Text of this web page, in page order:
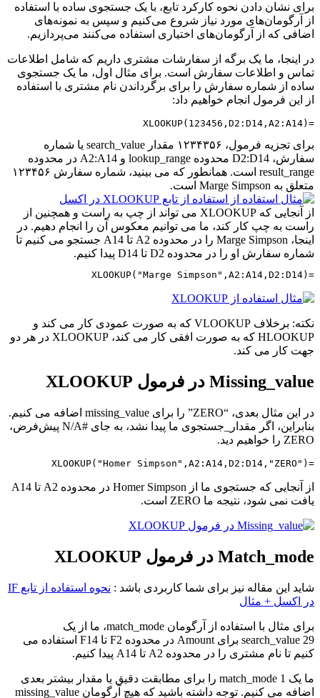
برای نشان دادن نحوه کارکرد تابع، با یک جستجوی ساده با استفاده
از آرگومان‌های مورد نیاز شروع می‌کنیم و سپس به نمونه‌های
اضافی که از آرگومان‌های اختیاری استفاده می‌کنند می‌پردازیم.
در اینجا، ما یک برگه از سفارشات مشتری داریم که شامل اطلاعات
تماس و اطلاعات سفارش است. برای مثال اول، ما یک جستجوی
ساده از شماره سفارش را برای برگرداندن نام مشتری با استفاده
از این فرمول انجام خواهیم داد:
=XLOOKUP(123456,D2:D14,A2:A14)
برای تجزیه فرمول، ۱۲۳۴۳۵۶ مقدار search_value یا شماره
سفارش، D2:D14 محدوده lookup_range و A2:A14 در محدوده
result_range است. همانطور که می بینید، شماره سفارش ۱۲۳۴۵۶
متعلق به Marge Simpson است.
از آنجایی که XLOOKUP می تواند از چپ به راست و همچنین از
راست به چپ کار کند، ما می توانیم معکوس آن را انجام دهیم. در
اینجا، Marge Simpson را در محدوده A2 تا A14 جستجو می کنیم تا
شماره سفارش او را در محدوده D2 تا D14 پیدا کنیم.
=XLOOKUP("Marge Simpson",A2:A14,D2:D14)
نکته: برخلاف VLOOKUP که به صورت عمودی کار می کند و
HLOOKUP که به صورت افقی کار می کند، XLOOKUP در هر دو
جهت کار می کند.
Missing_value در فرمول XLOOKUP
در این مثال بعدی، “ZERO” را برای missing_value اضافه می کنیم.
بنابراین، اگر مقدار_جستجوی ما پیدا نشد، به جای #N/A پیش‌فرض،
ZERO را خواهیم دید.
=XLOOKUP("Homer Simpson",A2:A14,D2:D14,"ZERO")
از آنجایی که جستجوی ما از Homer Simpson در محدوده A2 تا A14
یافت نمی شود، نتیجه ما ZERO است.
Match_mode در فرمول XLOOKUP
شاید این مقاله نیز برای شما کاربردی باشد :
نحوه استفاده از تابع IF
در اکسل + مثال
برای مثال با استفاده از آرگومان match_mode، ما از یک
search_value 29 برای Amount در محدوده F2 تا F14 استفاده می
کنیم تا نام مشتری را در محدوده A2 تا A14 پیدا کنیم.
ما یک match_mode 1 را برای مطابقت دقیق یا مقدار بیشتر بعدی
اضافه می کنیم. توجه داشته باشید که هیچ آرگومان missing_value